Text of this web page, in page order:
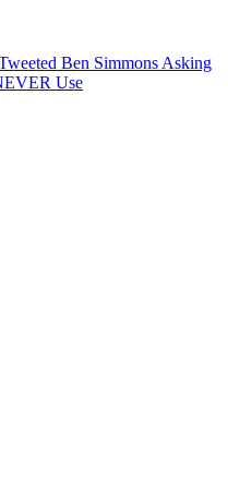
Ben Simmons Asking
Use